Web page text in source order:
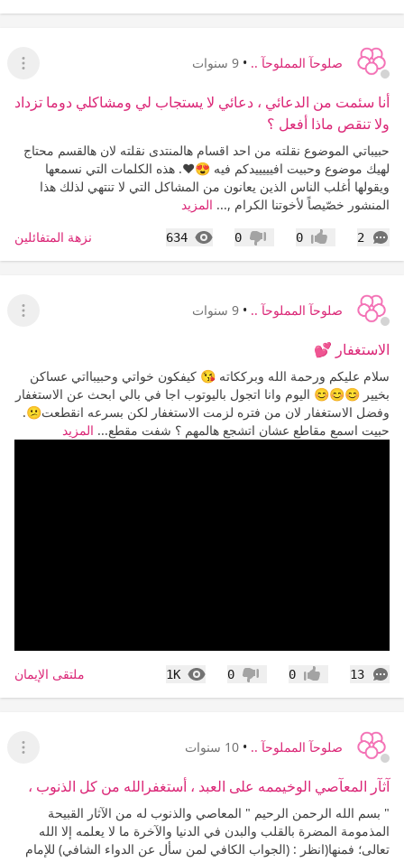
صلوحآ المملوحآ .. • 9 سنوات
عرض
أنا سئمت من الدعائي ، دعائي لا يستجاب لي ومشاكلي دوما تزداد
ولا تنقص ماذا أفعل ؟
حبيباتي الموضوع نقلته من احد اقسام هالمنتدى نقلته لان هالقسم محتاج
لهيك موضوع وحبيت افيييييدكم فيه 😍❤. هذه الكلمات التي نسمعها
ويقولها أغلب الناس الذين يعانون من المشاكل التي لا تنتهي لذلك هذا
المنشور خصّيصاً لأخوتنا الكرام ,... المزيد
2
التعليقات إعجاب0 عدم إعجاب
0
634
المشاهدات نزهة المتفائلين
صلوحآ المملوحآ .. • 9 سنوات
عرض
الاستغفار 💕
سلام عليكم ورحمة الله وبرككاته 😘 كيفكون خواتي وحبيبااتي عساكن
بخيير 😊😊😊 اليوم وانا اتجول باليوتوب اجا في بالي ابحث عن الاستغفار
وفضل الاستغفار لان من فتره لزمت الاستغفار لكن بسرعه انقطعت😕.
حبيت اسمع مقاطع عشان اتشجع هالمهم ؟ شفت مقطع... المزيد
13
التعليقات إعجاب0 عدم إعجاب
0
1K
المشاهدات ملتقى الإيمان
صلوحآ المملوحآ .. • 10 سنوات
عرض
آثآر المعآصي الوخيممه على العبد ، أستغفرالله من كل الذنوب ،
" بسم الله الرحمن الرحيم " المعاصي والذنوب له من الآثار القبيحة
المذمومة المضرة بالقلب والبدن في الدنيا والآخرة ما لا يعلمه إلا الله
تعالى؛ فمنها(انظر : (الجواب الكافي لمن سأل عن الدواء الشافي) للإمام